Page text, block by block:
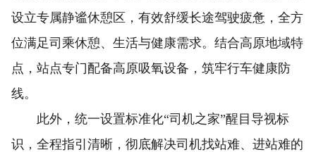
设立专属静谧休憩区，有效舒缓长途驾驶疲惫，全方
位满足司乘休憩、生活与健康需求。结合高原地域特
点，站点专门配备高原吸氧设备，筑牢行车健康防
线。
此外，统一设置标准化“司机之家”醒目导视标
识，全程指引清晰，彻底解决司机找站难、进站难的